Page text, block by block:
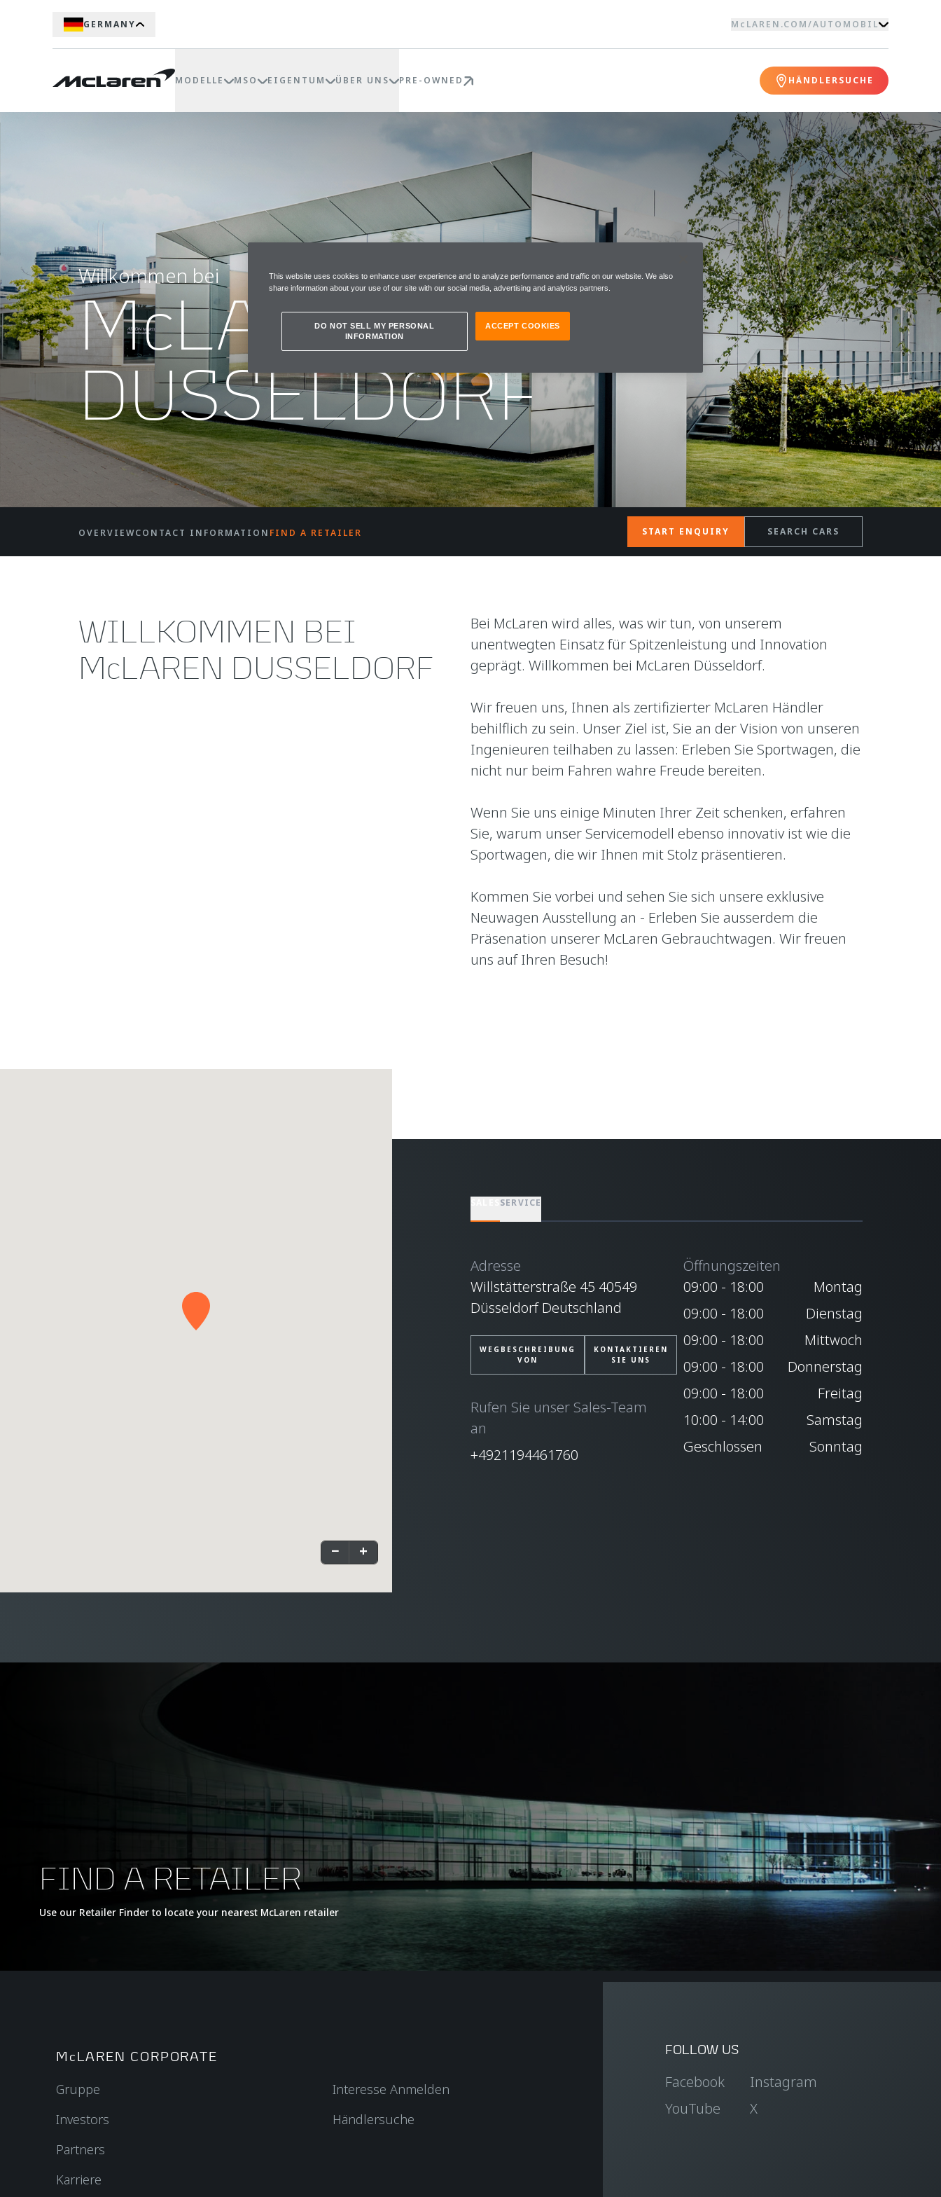
GERMANY McLAREN.COM/AUTOMOBIL
MODELLE MSO EIGENTUM ÜBER UNS PRE-OWNED HÄNDLERSUCHE
Willkommen bei
McLAREN
DUSSELDORF
OVERVIEWCONTACT INFORMATION FIND A RETAILER START ENQUIRY SEARCH CARS
WILLKOMMEN BEI
McLAREN DUSSELDORF
Bei McLaren wird alles, was wir tun, von unserem
unentwegten Einsatz für Spitzenleistung und Innovation
geprägt. Willkommen bei McLaren Düsseldorf.
Wir freuen uns, Ihnen als zertifizierter McLaren Händler
behilflich zu sein. Unser Ziel ist, Sie an der Vision von unseren
Ingenieuren teilhaben zu lassen: Erleben Sie Sportwagen, die
nicht nur beim Fahren wahre Freude bereiten.
Wenn Sie uns einige Minuten Ihrer Zeit schenken, erfahren
Sie, warum unser Servicemodell ebenso innovativ ist wie die
Sportwagen, die wir Ihnen mit Stolz präsentieren.
Kommen Sie vorbei und sehen Sie sich unsere exklusive
Neuwagen Ausstellung an - Erleben Sie ausserdem die
Präsenation unserer McLaren Gebrauchtwagen. Wir freuen
uns auf Ihren Besuch!
− +
SERVICE
Adresse
Willstätterstraße 45 40549
Düsseldorf Deutschland
WEGBESCHREIBUNG
VON
KONTAKTIEREN
SIE UNS
Rufen Sie unser Sales-Team
an
+4921194461760
Öffnungszeiten
09:00 - 18:00
Montag
09:00 - 18:00
Dienstag
09:00 - 18:00
Mittwoch
09:00 - 18:00
Donnerstag
09:00 - 18:00
Freitag
10:00 - 14:00
Samstag
Geschlossen
Sonntag
FIND A RETAILER
Use our Retailer Finder to locate your nearest McLaren retailer
McLAREN CORPORATE
Gruppe
Investors
Partners
Karriere
Interesse Anmelden
Händlersuche
FOLLOW US
Facebook
Instagram
YouTube
X
This website uses cookies to enhance user experience and to analyze performance and traffic on our website. We also
share information about your use of our site with our social media, advertising and analytics partners.
DO NOT SELL MY PERSONAL
INFORMATION
ACCEPT COOKIES